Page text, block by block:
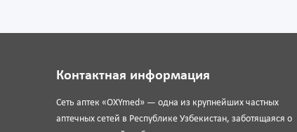
Контактная информация
Сеть аптек «OXYmed» — одна из крупнейших частных
аптечных сетей в Республике Узбекистан, заботящаяся о